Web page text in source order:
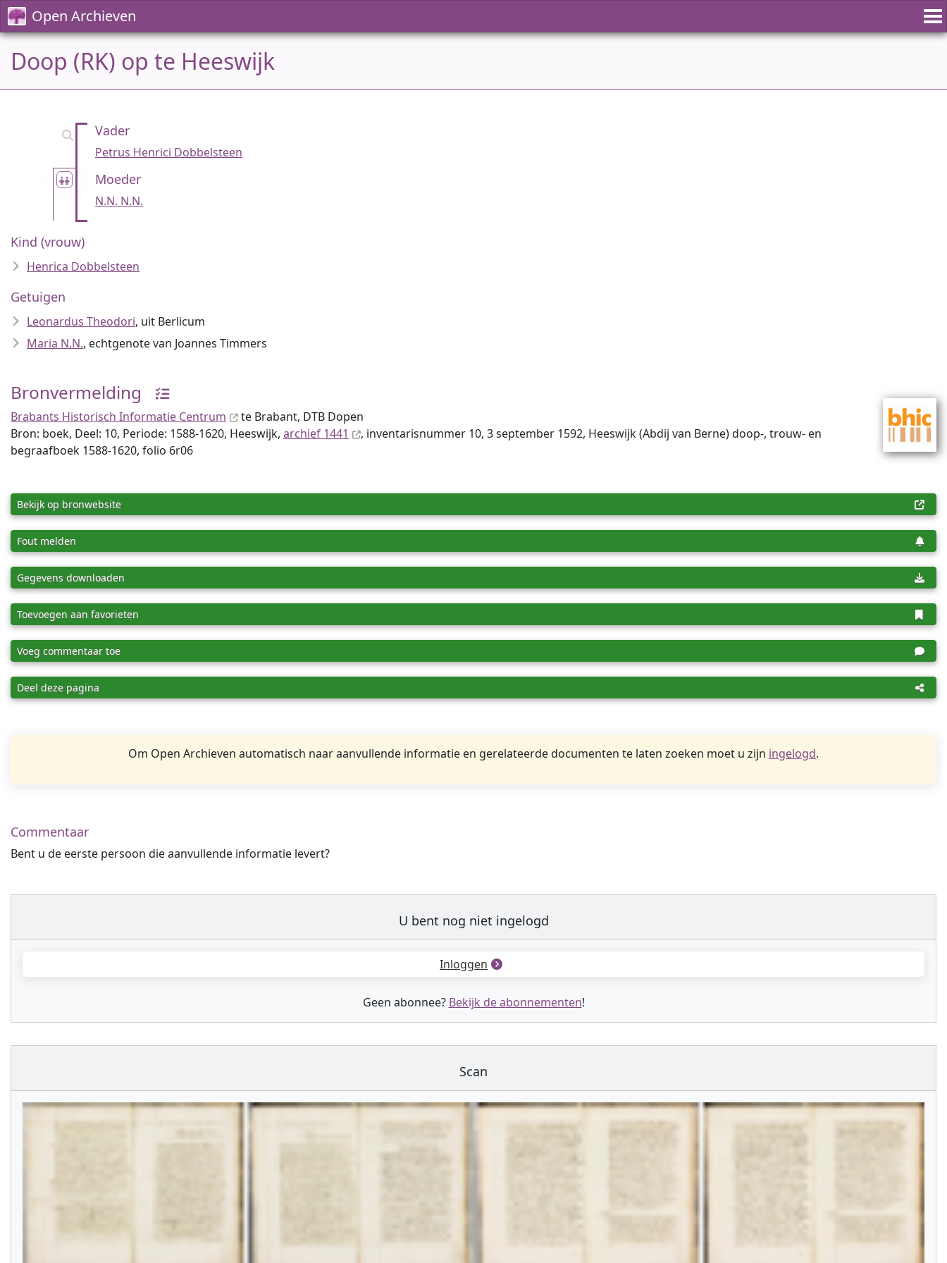
Open Archieven
Doop (RK) op te Heeswijk
Vader
Petrus Henrici Dobbelsteen
Moeder
N.N. N.N.
Kind (vrouw)
Henrica Dobbelsteen
Getuigen
Leonardus Theodori, uit Berlicum
Maria N.N., echtgenote van Joannes Timmers
Bronvermelding
Brabants Historisch Informatie Centrum
te Brabant, DTB Dopen
Bron: boek, Deel: 10, Periode: 1588-1620, Heeswijk, archief 1441
, inventaris­num­mer 10, 3 september 1592, Heeswijk (Abdij van Berne) doop-, trouw- en
begraafboek 1588-1620, folio 6r06
Bekijk op bronwebsite
Fout melden
Gegevens downloaden
Toevoegen aan favorieten
Voeg commentaar toe
Deel deze pagina
Om Open Archieven automatisch naar aanvullende informatie en gerelateerde documenten te laten zoeken moet u zijn ingelogd.
Commentaar
Bent u de eerste persoon die aanvullende informatie levert?
U bent nog niet ingelogd
Inloggen
Geen abonnee? Bekijk de abonnementen!
Scan